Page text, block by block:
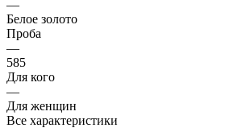
—
Белое золото
Проба
—
585
Для кого
—
Для женщин
Все характеристики